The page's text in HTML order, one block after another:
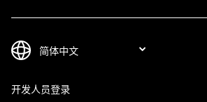
开发人员登录